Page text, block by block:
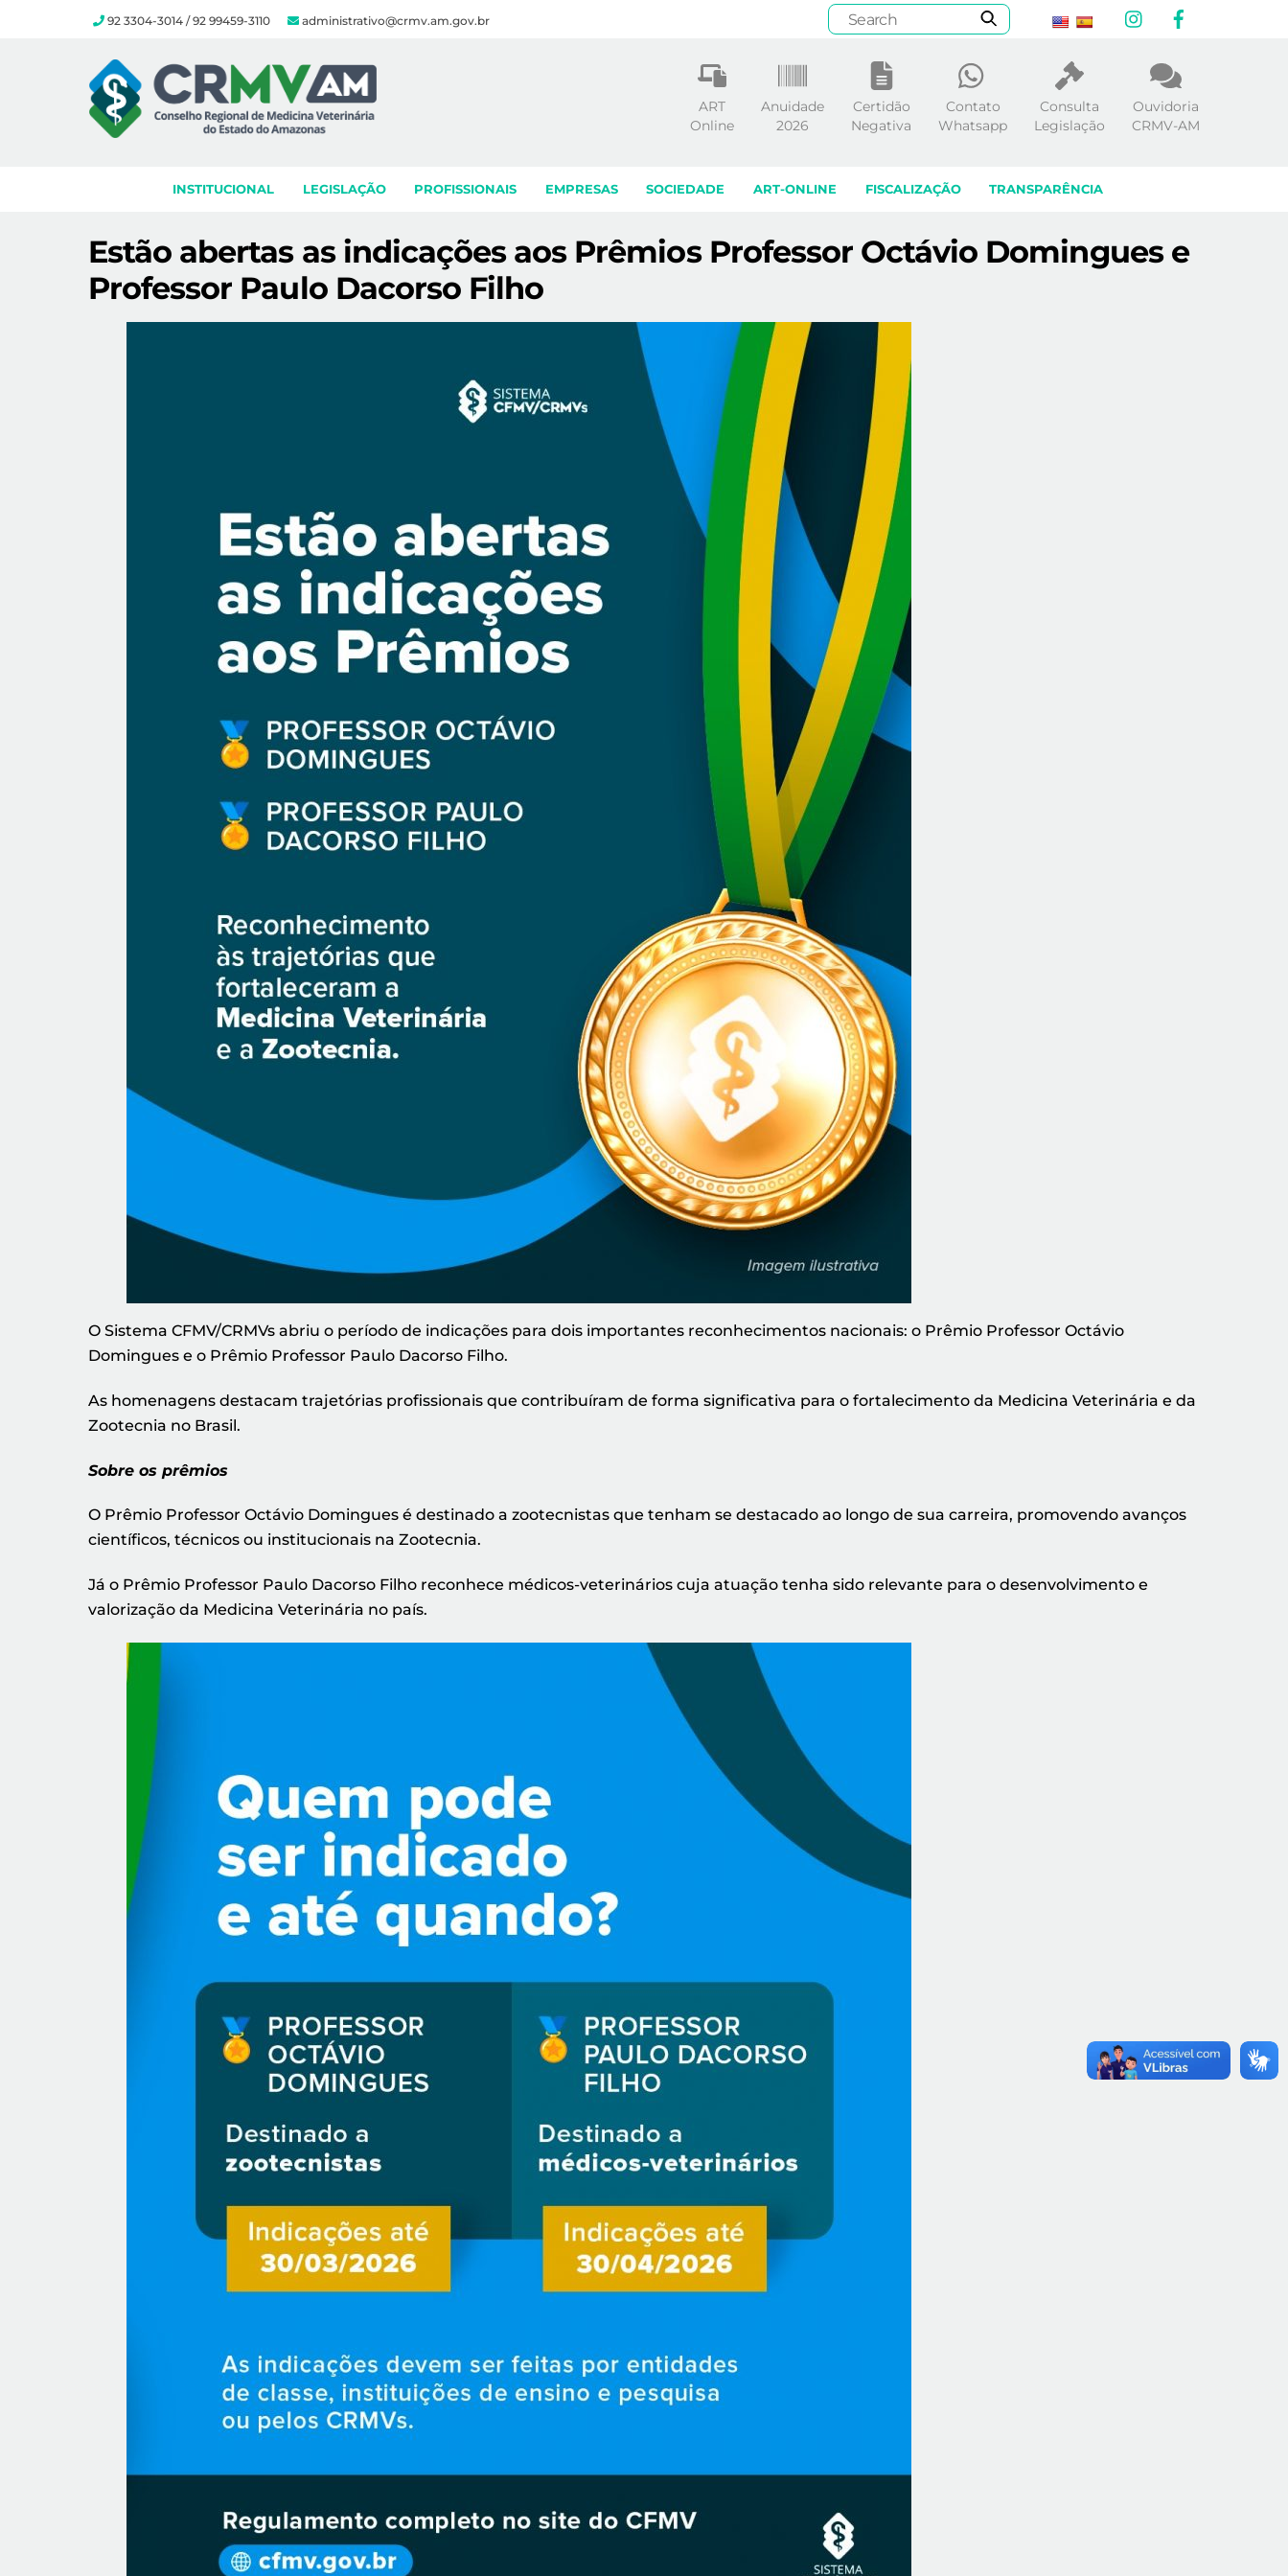
ART
Online
Anuidade
2026
Certidão
Negativa
Contato
Whatsapp
Consulta
Legislação
Ouvidoria
CRMV-AM
92 3304-3014 / 92 99459-3110 administrativo@crmv.am.gov.br
Instagram
INSTITUCIONAL LEGISLAÇÃO PROFISSIONAIS EMPRESAS SOCIEDADE ART-ONLINE FISCALIZAÇÃO TRANSPARÊNCIA
Estão abertas as indicações aos Prêmios Professor Octávio Domingues e
Professor Paulo Dacorso Filho
O Sistema CFMV/CRMVs abriu o período de indicações para dois importantes reconhecimentos nacionais: o Prêmio Professor Octávio
Domingues e o Prêmio Professor Paulo Dacorso Filho.
As homenagens destacam trajetórias profissionais que contribuíram de forma significativa para o fortalecimento da Medicina Veterinária e da
Zootecnia no Brasil.
Sobre os prêmios
O Prêmio Professor Octávio Domingues é destinado a zootecnistas que tenham se destacado ao longo de sua carreira, promovendo avanços
científicos, técnicos ou institucionais na Zootecnia.
Já o Prêmio Professor Paulo Dacorso Filho reconhece médicos-veterinários cuja atuação tenha sido relevante para o desenvolvimento e
valorização da Medicina Veterinária no país.